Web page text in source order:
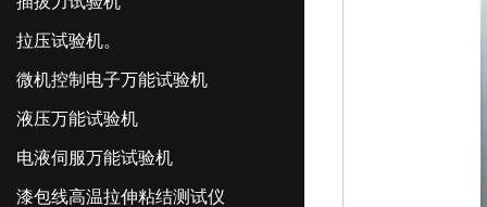
拉压试验机。
微机控制电子万能试验机
液压万能试验机
电液伺服万能试验机
漆包线高温拉伸粘结测试仪